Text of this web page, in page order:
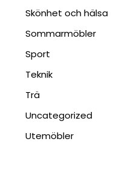
Skönhet och hälsa
Sommarmöbler
Sport
Teknik
Trä
Uncategorized
Utemöbler